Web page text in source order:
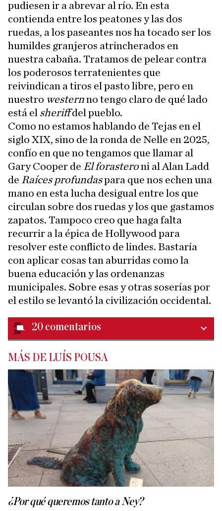
pudiesen ir a abrevar al río. En esta
contienda entre los peatones y las dos
ruedas, a los paseantes nos ha tocado ser los
humildes granjeros atrincherados en
nuestra cabaña. Tratamos de pelear contra
los poderosos terratenientes que
reivindican a tiros el pasto libre, pero en
nuestro westernno tengo claro de qué lado
está el sheriffdel pueblo.
Como no estamos hablando de Tejas en el
siglo XIX, sino de la ronda de Nelle en 2025,
confío en que no tengamos que llamar al
Gary Cooper de El forasteroni al Alan Ladd
de Raíces profundaspara que nos echen una
mano en esta lucha desigual entre los que
circulan sobre dos ruedas y los que gastamos
zapatos. Tampoco creo que haga falta
recurrir a la épica de Hollywood para
resolver este conflicto de lindes. Bastaría
con aplicar cosas tan aburridas como la
buena educación y las ordenanzas
municipales. Sobre esas y otras soserías por
el estilo se levantó la civilización occidental.
20 comentarios
MÁS DE LUÍS POUSA
¿Por qué queremos tanto a Ney?